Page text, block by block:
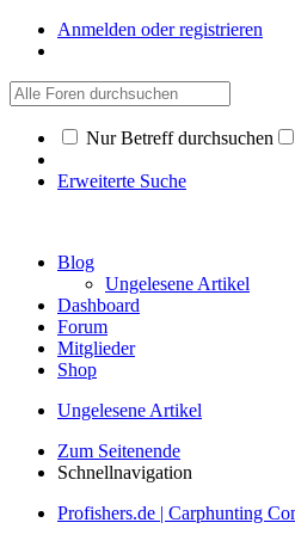
Anmelden oder registrieren
Nur Betreff durchsuchen
Erweiterte Suche
Blog
Ungelesene Artikel
Dashboard
Forum
Mitglieder
Shop
Ungelesene Artikel
Zum Seitenende
Schnellnavigation
Profishers.de | Carphunting